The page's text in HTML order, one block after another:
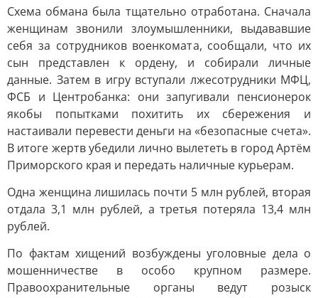
Схема обмана была тщательно отработана. Сначала
женщинам звонили злоумышленники, выдававшие
себя за сотрудников военкомата, сообщали, что их
сын представлен к ордену, и собирали личные
данные. Затем в игру вступали лжесотрудники МФЦ,
ФСБ и Центробанка: они запугивали пенсионерок
якобы попытками похитить их сбережения и
настаивали перевести деньги на «безопасные счета».
В итоге жертв убедили лично вылететь в город Артём
Приморского края и передать наличные курьерам.
Одна женщина лишилась почти 5 млн рублей, вторая
отдала 3,1 млн рублей, а третья потеряла 13,4 млн
рублей.
По фактам хищений возбуждены уголовные дела о
мошенничестве в особо крупном размере.
Правоохранительные органы ведут розыск